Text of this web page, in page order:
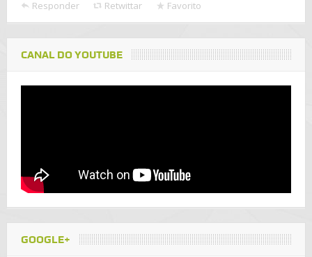
Responder Retwittar Favorito
CANAL DO YOUTUBE
GOOGLE+